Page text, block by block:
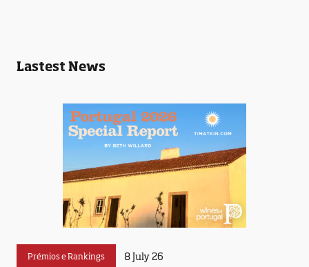
Lastest News
Prémios e Rankings 8 July 26